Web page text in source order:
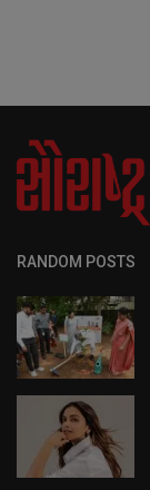
RANDOM POSTS